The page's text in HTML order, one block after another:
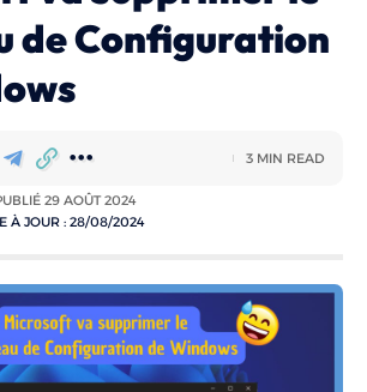
de Configuration
À JOUR : 28/08/2024
29 AOÛT 2024
3 MIN READ